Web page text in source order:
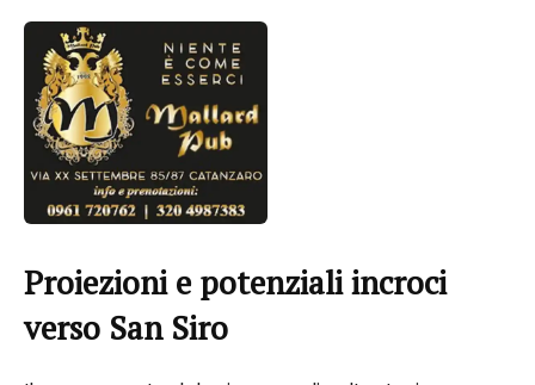
Proiezioni e potenziali incroci
verso San Siro